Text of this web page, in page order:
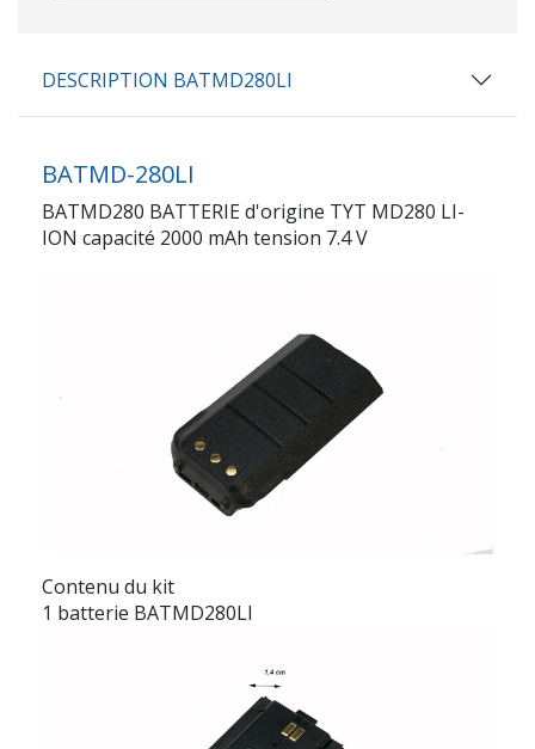
DESCRIPTION BATMD280LI
BATMD-280LI
BATMD280 BATTERIE d'origine TYT MD280 LI-
ION capacité 2000 mAh tension 7.4 V
Contenu du kit
1 batterie BATMD280LI